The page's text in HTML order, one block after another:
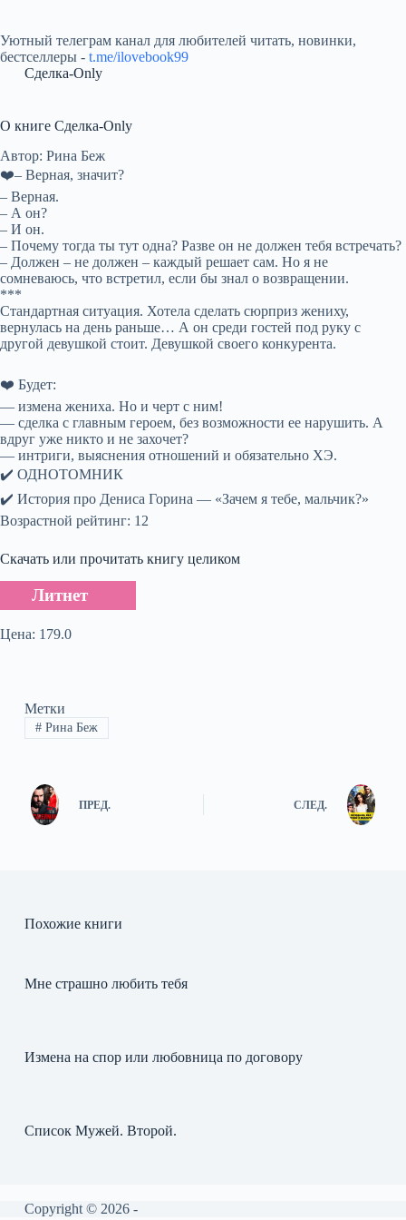
Уютный телеграм канал для любителей читать, новинки,
бестселлеры - t.me/ilovebook99
Сделка-Only
О книге Сделка-Only
Автор: Рина Беж
❤️– Верная, значит?
– Верная.
– А он?
– И он.
– Почему тогда ты тут одна? Разве он не должен тебя встречать?
– Должен – не должен – каждый решает сам. Но я не
сомневаюсь, что встретил, если бы знал о возвращении.
***
Стандартная ситуация. Хотела сделать сюрприз жениху,
вернулась на день раньше… А он среди гостей под руку с
другой девушкой стоит. Девушкой своего конкурента.
❤️ Будет:
— измена жениха. Но и черт с ним!
— сделка с главным героем, без возможности ее нарушить. А
вдруг уже никто и не захочет?
— интриги, выяснения отношений и обязательно ХЭ.
✔️ ОДНОТОМНИК
✔️ История про Дениса Горина — «Зачем я тебе, мальчик?»
Возрастной рейтинг: 12
Скачать или прочитать книгу целиком
Литнет
Цена: 179.0
Метки
#Рина Беж
ПРЕД. СЛЕД.
Похожие книги
Мне страшно любить тебя
Измена на спор или любовница по договору
Список Мужей. Второй.
Copyright © 2026 -